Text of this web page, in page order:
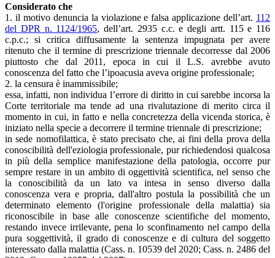
Considerato che
1. il motivo denuncia la violazione e falsa applicazione dell’art. 112
del DPR n. 1124/1965, dell’art. 2935 c.c. e degli artt. 115 e 116
c.p.c.; si critica diffusamente la sentenza impugnata per avere
ritenuto che il termine di prescrizione triennale decorresse dal 2006
piuttosto che dal 2011, epoca in cui il L.S. avrebbe avuto
conoscenza del fatto che l’ipoacusia aveva origine professionale;
2. la censura è inammissibile;
essa, infatti, non individua l’errore di diritto in cui sarebbe incorsa la
Corte territoriale ma tende ad una rivalutazione di merito circa il
momento in cui, in fatto e nella concretezza della vicenda storica, è
iniziato nella specie a decorrere il termine triennale di prescrizione;
in sede nomofilattica, è stato precisato che, ai fini della prova della
conoscibilità dell'eziologia professionale, pur richiedendosi qualcosa
in più della semplice manifestazione della patologia, occorre pur
sempre restare in un ambito di oggettività scientifica, nel senso che
la conoscibilità da un lato va intesa in senso diverso dalla
conoscenza vera e propria, dall'altro postula la possibilità che un
determinato elemento (l'origine professionale della malattia) sia
riconoscibile in base alle conoscenze scientifiche del momento,
restando invece irrilevante, pena lo sconfinamento nel campo della
pura soggettività, il grado di conoscenze e di cultura del soggetto
interessato dalla malattia (Cass. n. 10539 del 2020; Cass. n. 2486 del